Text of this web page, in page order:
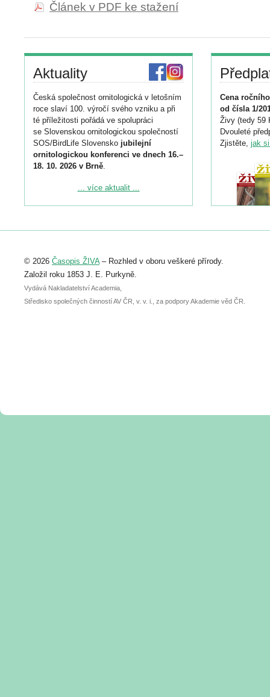
Článek v PDF ke stažení
Aktuality
Česká společnost ornitologická v letošním
roce slaví 100. výročí svého vzniku a při
té příležitosti pořádá ve spolupráci
se Slovenskou ornitologickou společností
SOS/BirdLife Slovensko jubilejní
ornitologickou konferenci ve dnech 16.–
18. 10. 2026 v Brně.
Podrobnější informace ke konferenci
Registrovat se můžete do 6. září.
abstraktu přihlášené přednášky nebo
posteru je už 30. června.
... více aktualit ...
Cena
od čísla 1/
Živy (tedy 59
Dvouleté
Zjistěte, jak
© 2026 Časopis ŽIVA– Rozhled v oboru veškeré přírody.
Založil roku 1853 J. E. Purkyně.
Vydává Nakladatelství Academia,
Středisko společných činností AV ČR, v. v. i., za podpory Akademie věd ČR.